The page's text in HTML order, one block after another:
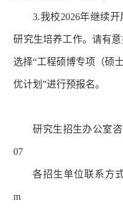
3.我校2026年继续
研究生培养工作。请有
选择“工程硕博专项（硕
优计划”进行预报名。
研究生招生办公室咨
07
各招生单位联系方式
m